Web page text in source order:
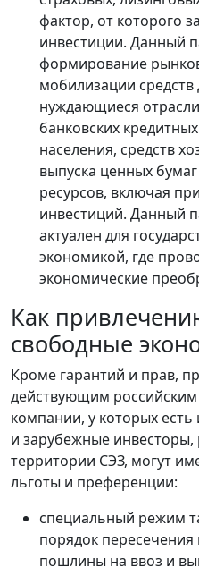
фактор, от которого
инвестиции. Данный
формирование
мобилизации
нуждающиеся
банковских
населения, средств
выпуска ценных
ресурсов, включая
инвестиций. Данный
актуален для
экономикой, где
экономические
Как
свободные
Кроме гарантий и прав,
действующим российским
компании, у которых
и зарубежные
территории СЭЗ, могут
льготы и преференции:
специальный режим
порядок
пошлины на ввоз и